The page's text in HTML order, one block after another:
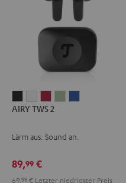
TWS
Night
TWS
Pure
TWS
RubySage
AIRY TWS 2
Lärm aus. Sound an.
89,99 €
69, 99 € Letzter niedrigster Preis